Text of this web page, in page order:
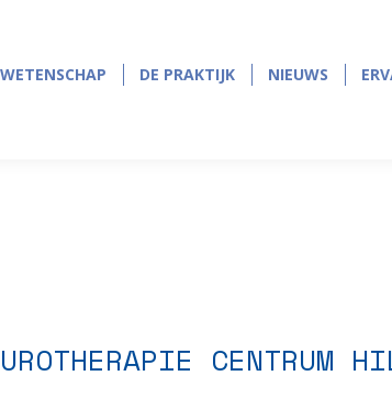
WETENSCHAP DE PRAKTIJK NIEUWS
CENTRUM
WETENSCHAP DE PRAKTIJK NIEUWS